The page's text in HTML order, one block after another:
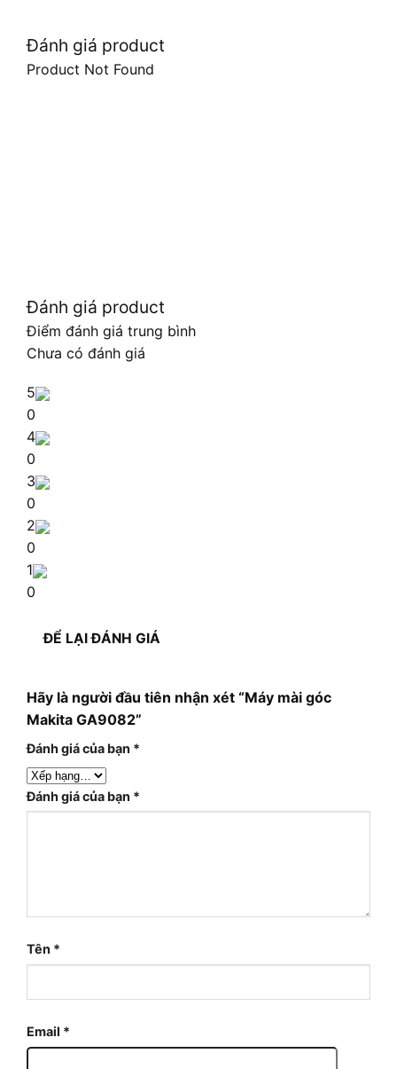
Đánh giá product
Product Not Found
Đánh giá product
Điểm đánh giá trung bình
Chưa có đánh giá
5
0
4
0
3
0
2
0
1
0
ĐỂ LẠI ĐÁNH GIÁ
Hãy là người đầu tiên nhận xét “Máy mài góc
Makita GA9082”
Đánh giá của bạn *
Đánh giá của bạn *
Tên *
Email *